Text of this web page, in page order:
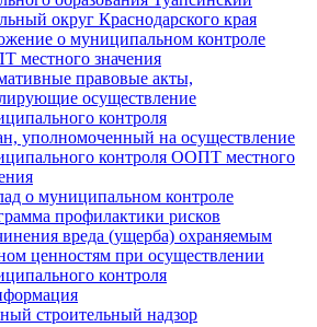
округ Краснодарского края
о муниципальном контроле
местного значения
правовые акты,
осуществление
контроля
уполномоченный на осуществление
контроля ООПТ местного
о муниципальном контроле
профилактики рисков
вреда (ущерба) охраняемым
ценностям при осуществлении
контроля
строительный надзор